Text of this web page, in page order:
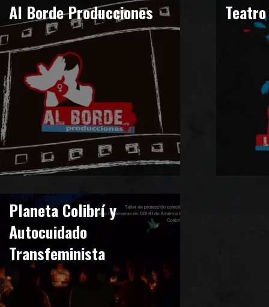
Al Borde Producciones
Planeta Colibrí y
Autocuidado
Transfeminista